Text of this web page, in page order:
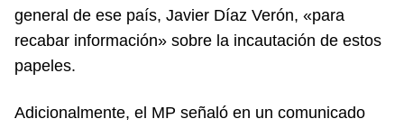
general de ese país, Javier Díaz Verón, «para
recabar información» sobre la incautación de estos
papeles.
Adicionalmente, el MP señaló en un comunicado